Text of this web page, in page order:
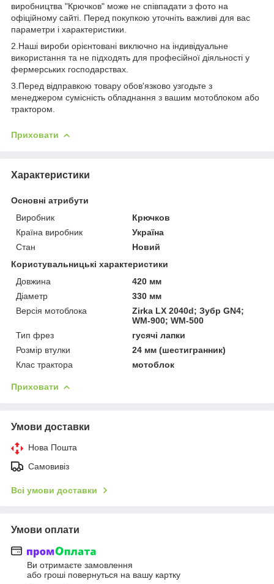
виробництва "Крючков" може не співпадати з фото на
офіційному сайті. Перед покупкою уточніть важливі для вас
параметри і характеристики.
2.Наші вироби орієнтовані виключно на індивідуальне
використання та не підходять для професійної діяльності у
фермерських господарствах.
3.Перед відправкою товару обов'язково узгодьте з
менеджером сумісність обладнання з вашим мотоблоком або
трактором.
Приховати
Характеристики
Основні атрибути
Виробник
Крючков
Країна виробник
Україна
Стан
Новий
Користувальницькі характеристики
Довжина
420 мм
Діаметр
330 мм
Версія мотоблока
Zirka LX 2040d; Зубр GN4;
WM-900; WM-500
Тип фрез
гусячі лапки
Розмір втулки
24 мм (шестигранник)
Клас трактора
мотоблок
Приховати
Умови доставки
Нова Пошта
Самовивіз
Всі умови доставки
Умови оплати
Ви отримаєте замовлення
або гроші повернуться на вашу картку